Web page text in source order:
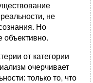
не
Но
объективно.
от категории
очерчивает
только то, что